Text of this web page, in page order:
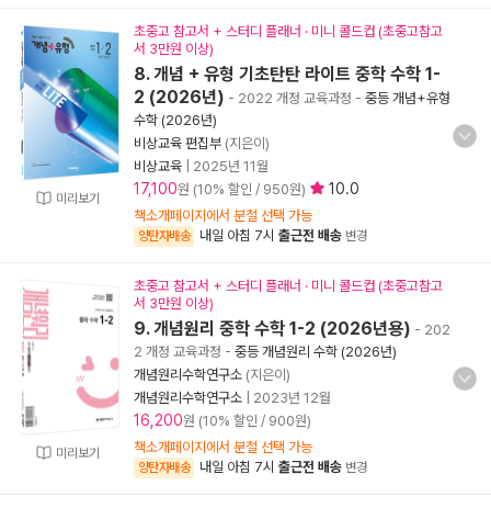
미리보기
초중고 참고서 + 스터디 플래너 · 미니 콜드컵 (초중고참고
서 3만원 이상)
8. 개념 + 유형 기초탄탄 라이트 중학 수학 1-
2 (2026년) - 2022 개정 교육과정 - 중등 개념+유형
수학 (2026년)
비상교육 편집부 (지은이)
비상교육
2025년 11월
17,100원 (10% 할인 / 950원) 10.0
책소개페이지에서 분철 선택 가능
양탄자배송 내일 아침 7시 출근전 배송 변경
미리보기
초중고 참고서 + 스터디 플래너 · 미니 콜드컵 (초중고참고
서 3만원 이상)
9. 개념원리 중학 수학 1-2 (2026년용) - 202
2 개정 교육과정 - 중등 개념원리 수학 (2026년)
개념원리수학연구소 (지은이)
개념원리수학연구소
2023년 12월
16,200원 (10% 할인 / 900원)
책소개페이지에서 분철 선택 가능
양탄자배송 내일 아침 7시 출근전 배송 변경